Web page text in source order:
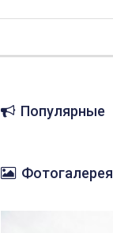
Популярные
Фотогалерея